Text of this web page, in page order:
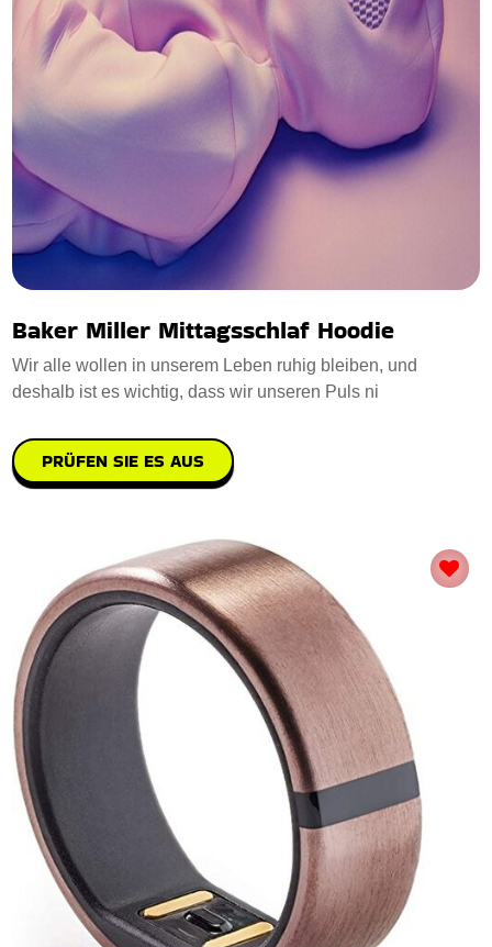
Baker Miller Mittagsschlaf Hoodie
Wir alle wollen in unserem Leben ruhig bleiben, und
deshalb ist es wichtig, dass wir unseren Puls ni
PRÜFEN SIE ES AUS